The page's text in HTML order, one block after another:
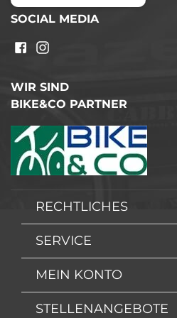
SOCIAL MEDIA
WIR SIND
BIKE&CO PARTNER
RECHTLICHES
SERVICE
MEIN KONTO
STELLENANGEBOTE